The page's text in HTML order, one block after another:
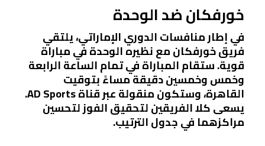
خورفكان ضد الوحدة
في إطار منافسات الدوري الإماراتي، يلتقي
فريق خورفكان مع نظيره الوحدة في مباراة
قوية. ستقام المباراة في تمام الساعة الرابعة
وخمس وخمسين دقيقة مساءً بتوقيت
القاهرة، وستكون منقولة عبر قناة AD Sports.
يسعى كلا الفريقين لتحقيق الفوز لتحسين
مراكزهما في جدول الترتيب.